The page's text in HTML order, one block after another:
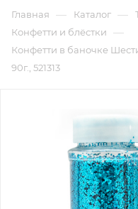
Главная — Каталог —
Конфетти и блёстки —
Конфетти в баночке
90г., 521313